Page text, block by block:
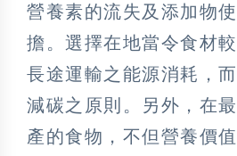
營養素的流失及添加物
擔。選擇在地當令食材
長途運輸之能源消耗，
減碳之原則。另外，在
產的食物，不但營養價